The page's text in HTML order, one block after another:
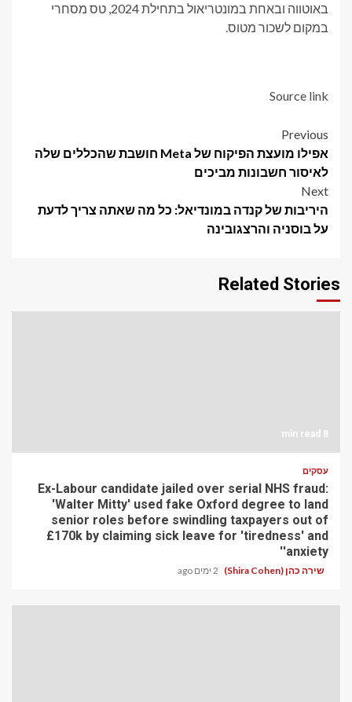
באוטווה ובאחת במונטריאול בתחילת 2024, טס מסחרי
במקום לשכור מטוס.
Source link
Post
navigation
Previous
אפילו מועצת הפיקוח של Meta חושבת שהכללים שלה
לאיסור חשבונות מביכים
Next
היריבות של קנדה במונדיאל: כל מה שאתה צריך לדעת
על בוסניה והרצגובינה
Related Stories
8 min read
עסקים
Ex-Labour candidate jailed over serial NHS fraud:
'Walter Mitty' used fake Oxford degree to land
senior roles before swindling taxpayers out of
£170k by claiming sick leave for 'tiredness' and
'anxiety'
שירה כהן (Shira Cohen) 2 ימים ago